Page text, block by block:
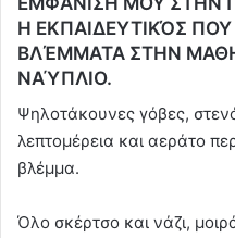
Η ΕΚΠΑΙΔΕΥΤΙΚΌΣ
ΒΛΈΜΜΑΤΑ ΣΤΗΝ
ΝΑΎΠΛΙΟ.
Ψηλοτάκουνες γόβες,
λεπτομέρεια και αεράτο
βλέμμα.
Όλο σκέρτσο και νάζι,